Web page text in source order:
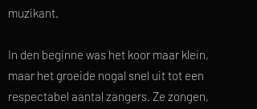
muzikant.
In den beginne was het koor maar klein,
maar het groeide nogal snel uit tot een
respectabel aantal zangers. Ze zongen,